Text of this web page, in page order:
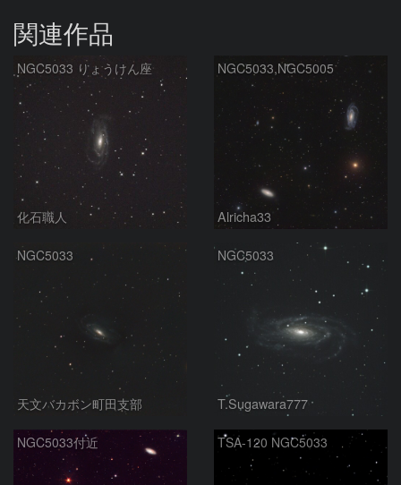
関連作品
NGC5033 りょうけん座
化石職人
NGC5033,NGC5005
Alricha33
NGC5033
天文バカボン町田支部
NGC5033
T.Sugawara777
NGC5033付近 TSA-120 NGC5033